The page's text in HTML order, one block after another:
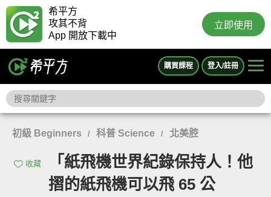
希平方
攻其不背
App 開放下載中
立即使用
購買課程 登入/註冊
初級 Beginners / 科普 Science / 北美腔
收藏
「紙飛機世界紀錄保持人！他
摺的紙飛機可以飛 65 公